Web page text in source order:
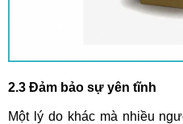
2.3 Đảm bảo sự yên tĩnh
Một lý do khác mà nhiều